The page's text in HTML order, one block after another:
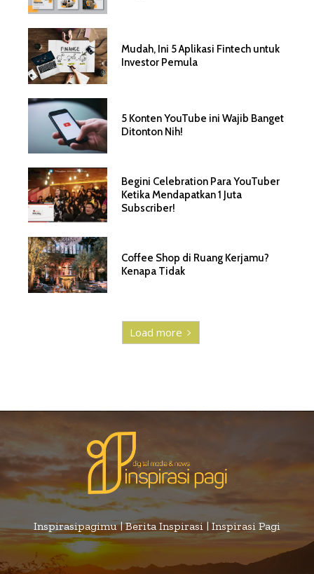
Mudah, Ini 5 Aplikasi Fintech untuk
Investor Pemula
5 Konten YouTube ini Wajib Banget
Ditonton Nih!
Begini Celebration Para YouTuber
Ketika Mendapatkan 1 Juta
Subscriber!
Coffee Shop di Ruang Kerjamu?
Kenapa Tidak
Load more
Inspirasipagimu | Berita Inspirasi | Inspirasi Pagi